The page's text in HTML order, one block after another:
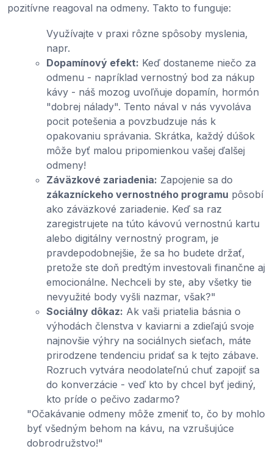
pozitívne reagoval na odmeny. Takto to funguje:
Využívajte v praxi rôzne spôsoby myslenia,
napr.
Dopamínový efekt: Keď dostaneme niečo za
odmenu - napríklad vernostný bod za nákup
kávy - náš mozog uvoľňuje dopamín, hormón
"dobrej nálady". Tento nával v nás vyvoláva
pocit potešenia a povzbudzuje nás k
opakovaniu správania. Skrátka, každý dúšok
môže byť malou pripomienkou vašej ďalšej
odmeny!
Záväzkové zariadenia: Zapojenie sa do
zákazníckeho vernostného programu pôsobí
ako záväzkové zariadenie. Keď sa raz
zaregistrujete na túto kávovú vernostnú kartu
alebo digitálny vernostný program, je
pravdepodobnejšie, že sa ho budete držať,
pretože ste doň predtým investovali finančne aj
emocionálne. Nechceli by ste, aby všetky tie
nevyužité body vyšli nazmar, však?"
Sociálny dôkaz: Ak vaši priatelia básnia o
výhodách členstva v kaviarni a zdieľajú svoje
najnovšie výhry na sociálnych sieťach, máte
prirodzene tendenciu pridať sa k tejto zábave.
Rozruch vytvára neodolateľnú chuť zapojiť sa
do konverzácie - veď kto by chcel byť jediný,
kto príde o pečivo zadarmo?
"Očakávanie odmeny môže zmeniť to, čo by mohlo
byť všedným behom na kávu, na vzrušujúce
dobrodružstvo!"